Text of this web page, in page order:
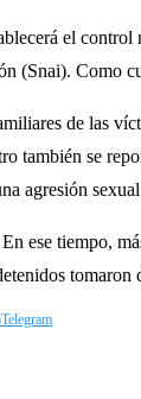
el
(Snai). Como
de las
también se
agresión
ese tiempo,
Telegram